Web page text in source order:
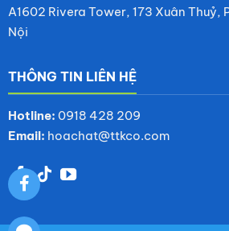
A1602 Rivera Tower, 173 Xuân Thuỷ,
Nội
THÔNG TIN LIÊN HỆ
Hotline: 0918 428 209
Email: hoachat@ttkco.com